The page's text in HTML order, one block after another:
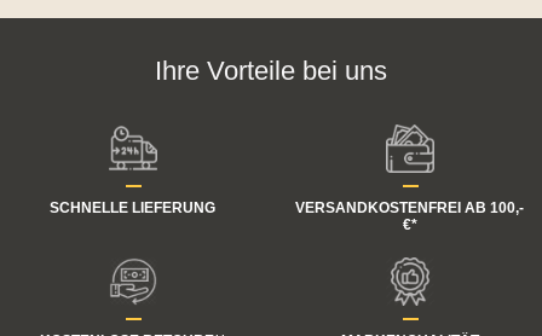
Ihre Vorteile bei uns
SCHNELLE LIEFERUNG
VERSANDKOSTENFREI AB 100,-
€*